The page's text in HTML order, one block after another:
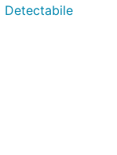
Detectabile